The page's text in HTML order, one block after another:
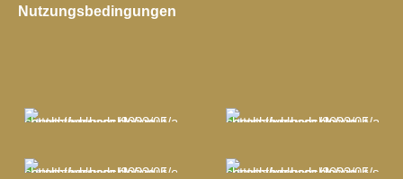
Nutzungsbedingungen